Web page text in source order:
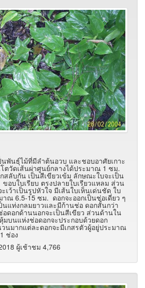
พันธุ์ไม้ที่มีลำต้นอวบ และชอบอาศัยเกาะ
ตวัดเส้นผ่าศูนย์กลางได้ประมาณ 1 ซม.
สลับกัน เป็นสีเขียวเข้ม ลักษณะใบจะเป็น
อบใบเรียบ ตรงปลายใบเรียวแหลม ส่วน
เว้าเป็นรูปหัวใจ มีเส้นใบเห็นเด่นชัด ใบ
าณ 6.5-15 ซม. ดอกจะออกเป็นช่อเดี่ยว ๆ
นแท่งกลมยาวและมีก้านช่อ ดอกสั้นกว่า
ดอกด้านนอกจะเป็นสีเขียว ส่วนด้านใน
มบนแห่งช่อดอกจะประกอบด้วยดอก
นมากแต่ละดอกจะมีเกสรตัวผู้อยู่ประมาณ
ช่อง
ผู้เช้าชม 4,766